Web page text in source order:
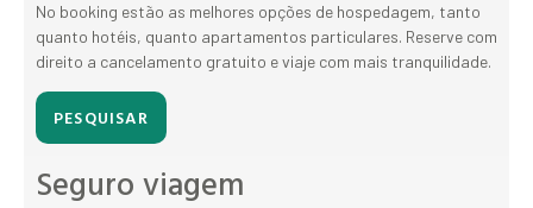
No booking estão as melhores opções de hospedagem, tanto
quanto hotéis, quanto apartamentos particulares. Reserve com
direito a cancelamento gratuito e viaje com mais tranquilidade.
PESQUISAR
Seguro viagem